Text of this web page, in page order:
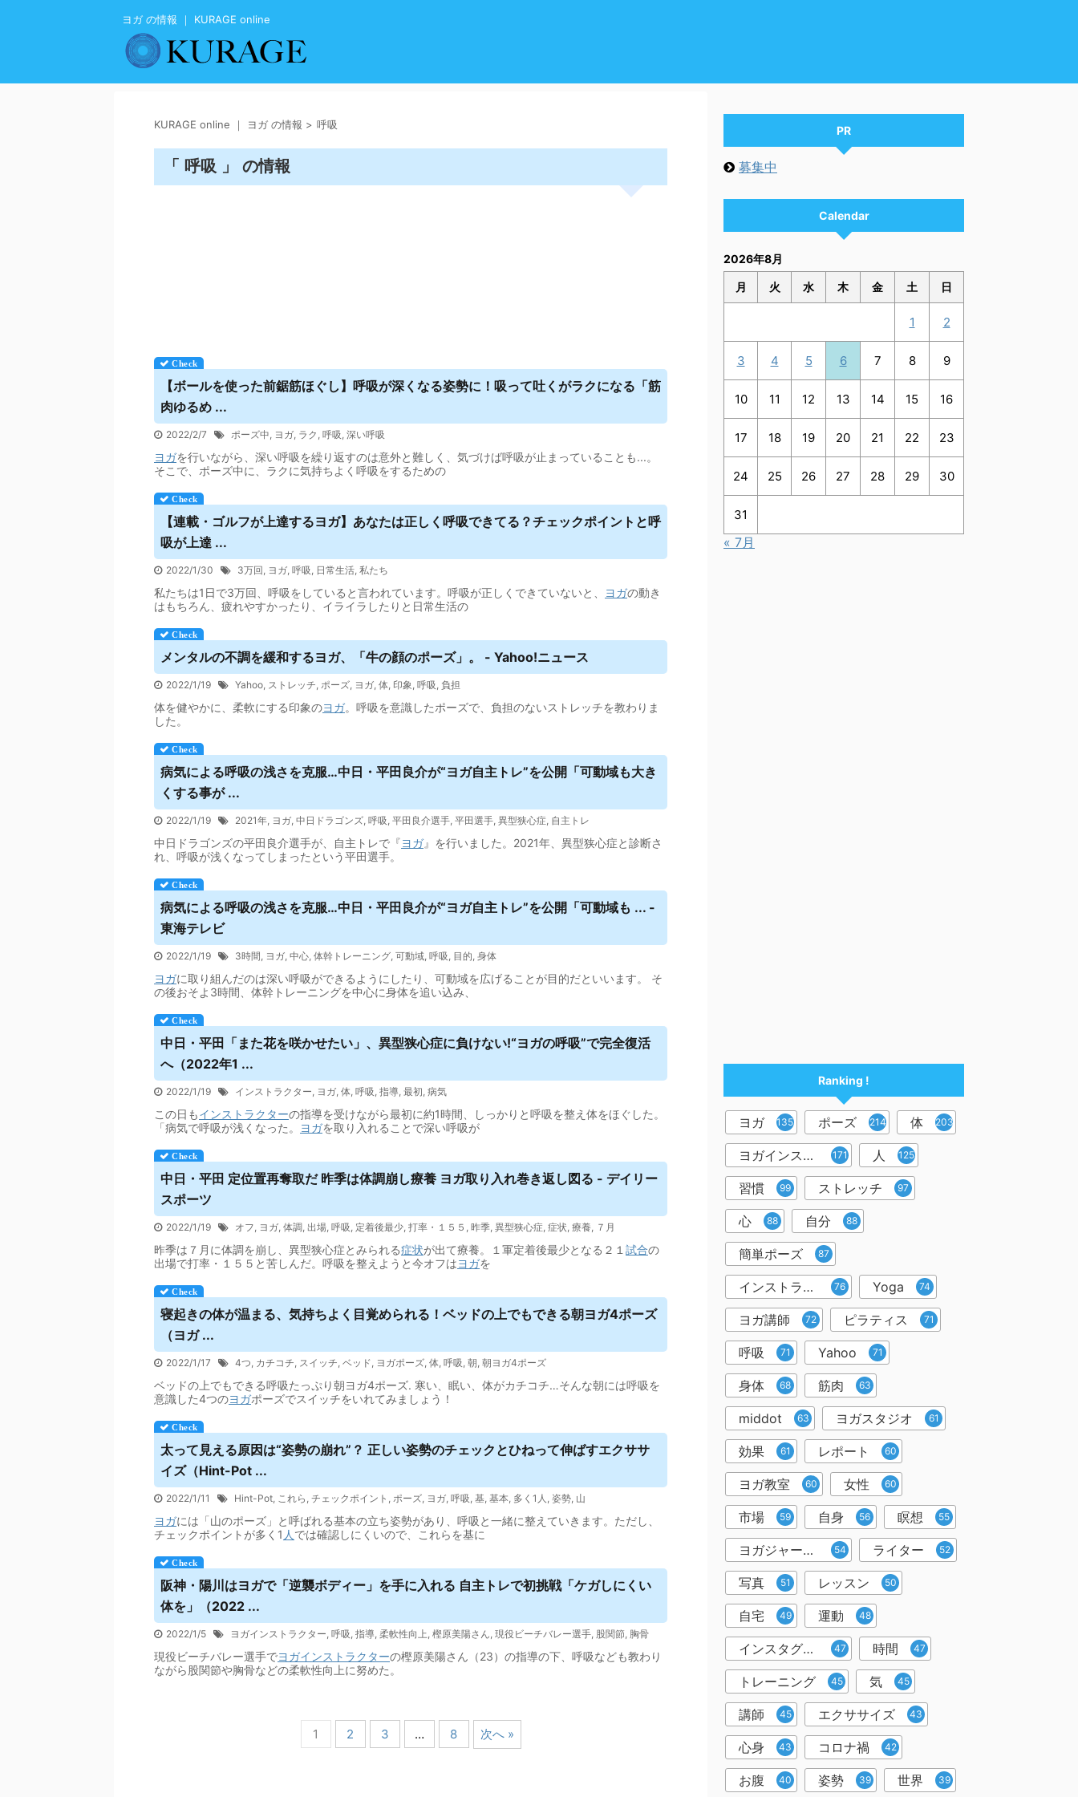
ヨガ の情報 ｜ KURAGE online
KURAGE online ｜ ヨガ の情報 > 呼吸
「 呼吸 」 の情報
【ボールを使った前鋸筋ほぐし】呼吸が深くなる姿勢に！吸って吐くがラクになる「筋
肉ゆるめ ...
2022/2/7 ポーズ中, ヨガ, ラク , 呼吸, 深い呼吸
ヨガを行いながら、深い呼吸を繰り返すのは意外と難しく、気づけば呼吸が止まっていることも...。
そこで、ポーズ中に、ラクに気持ちよく呼吸をするための
【連載・ゴルフが上達するヨガ】あなたは正しく呼吸できてる？チェックポイントと呼
吸が上達 ...
2022/1/30 3万回, ヨガ, 呼吸, 日常生活, 私たち
私たちは1日で3万回、呼吸をしていると言われています。呼吸が正しくできていないと、 ヨガの動き
はもちろん、疲れやすかったり、イライラしたりと日常生活の
メンタルの不調を緩和するヨガ、「牛の顔のポーズ」。 - Yahoo!ニュース
2022/1/19 Yahoo, ストレッチ, ポーズ, ヨガ, 体, 印象, 呼吸, 負担
体を健やかに、柔軟にする印象のヨガ。呼吸を意識したポーズで、負担のないストレッチを教わりま
した。
病気による呼吸の浅さを克服…中日・平田良介が“ヨガ自主トレ”を公開「可動域も大き
くする事が ...
2022/1/19 2021年, ヨガ, 中日ドラゴンズ, 呼吸, 平田良介選手, 平田選手, 異型狭心症, 自主トレ
中日ドラゴンズの平田良介選手が、自主トレで『ヨガ』を行いました。2021年、異型狭心症と診断さ
れ、呼吸が浅くなってしまったという平田選手。
病気による呼吸の浅さを克服…中日・平田良介が“ヨガ自主トレ”を公開「可動域も ... -
東海テレビ
2022/1/19 3時間, ヨガ, 中心, 体幹トレーニング, 可動域, 呼吸, 目的, 身体
ヨガに取り組んだのは深い呼吸ができるようにしたり、可動域を広げることが目的だといいます。 そ
の後おそよ3時間、体幹トレーニングを中心に身体を追い込み、
中日・平田「また花を咲かせたい」、異型狭心症に負けない!“ヨガの呼吸”で完全復活
へ（2022年1 ...
2022/1/19 インストラクター, ヨガ, 体, 呼吸, 指導, 最初, 病気
この日もインストラクターの指導を受けながら最初に約1時間、しっかりと呼吸を整え体をほぐした。
「病気で呼吸が浅くなった。
ヨガを取り入れることで深い呼吸が
中日・平田 定位置再奪取だ 昨季は体調崩し療養 ヨガ取り入れ巻き返し図る - デイリー
スポーツ
2022/1/19 オフ, ヨガ, 体調, 出場, 呼吸, 定着後最少, 打率・１５５ , 昨季, 異型狭心症, 症状, 療養, ７月
昨季は７月に体調を崩し、異型狭心症とみられる症状が出て療養。１軍定着後最少となる２１ 試合の
出場で打率・１５５と苦しんだ。呼吸を整えようと今オフはヨガを
寝起きの体が温まる、気持ちよく目覚められる！ベッドの上でもできる朝ヨガ4ポーズ
（ヨガ...
2022/1/17 4つ, カチコチ, スイッチ, ベッド, ヨガポーズ, 体, 呼吸, 朝, 朝ヨガ4ポーズ
ベッドの上でもできる呼吸たっぷり朝ヨガ4ポーズ. 寒い、眠い、体がカチコチ…そんな朝には呼吸を
意識した4つのヨガポーズでスイッチをいれてみましょう！
太って見える原因は“姿勢の崩れ”？ 正しい姿勢のチェックとひねって伸ばすエクササ
イズ（Hint-Pot ...
2022/1/11 Hint-Pot, これら , チェックポイント , ポーズ, ヨガ, 呼吸, 基, 基本, 多く1人 , 姿勢, 山
ヨガには「山のポーズ」と呼ばれる基本の立ち姿勢があり、呼吸と一緒に整えていきます。ただし、
チェックポイントが多く1 人 では確認しにくいので、これらを基に
阪神・陽川はヨガで「逆襲ボディー」を手に入れる 自主トレで初挑戦「ケガしにくい
体を」（2022 ...
2022/1/5 ヨガインストラクター, 呼吸, 指導, 柔軟性向上, 樫原美陽さん, 現役ビーチバレー選手, 股関節, 胸骨
現役ビーチバレー選手でヨガインストラクターの樫原美陽さん（23）の指導の下、呼吸なども教わり
ながら股関節や胸骨などの柔軟性向上に努めた。
1 2 3 … 8 次へ »
PR
募集中
Calendar
2026年8月
月 火 水 木 金 土 日
1 2
3 4 5 6 7 8 9
10 11 12 13 14 15 16
17 18 19 20 21 22 23
24 25 26 27 28 29 30
31
« 7月
Ranking !
ヨガ 1357 ポーズ 214 体 203
ヨガインストラクター 171 人 125
習慣 99 ストレッチ 97
心 88 自分 88
簡単ポーズ 87
インストラクター 76 Yoga 74
ヨガ講師 72 ピラティス 71
呼吸 71 Yahoo 71
身体 68 筋肉 63
middot 63 ヨガスタジオ 61
効果 61 レポート 60
ヨガ教室 60 女性 60
市場 59 自身 56 瞑想 55
ヨガジャーナルオンライン 54 ライター 52
写真 51 レッスン 50
自宅 49 運動 48
インスタグラム 47 時間 47
トレーニング 45 気 45
講師 45 エクササイズ 43
心身 43 コロナ禍 42
お腹 40 姿勢 39 世界 39